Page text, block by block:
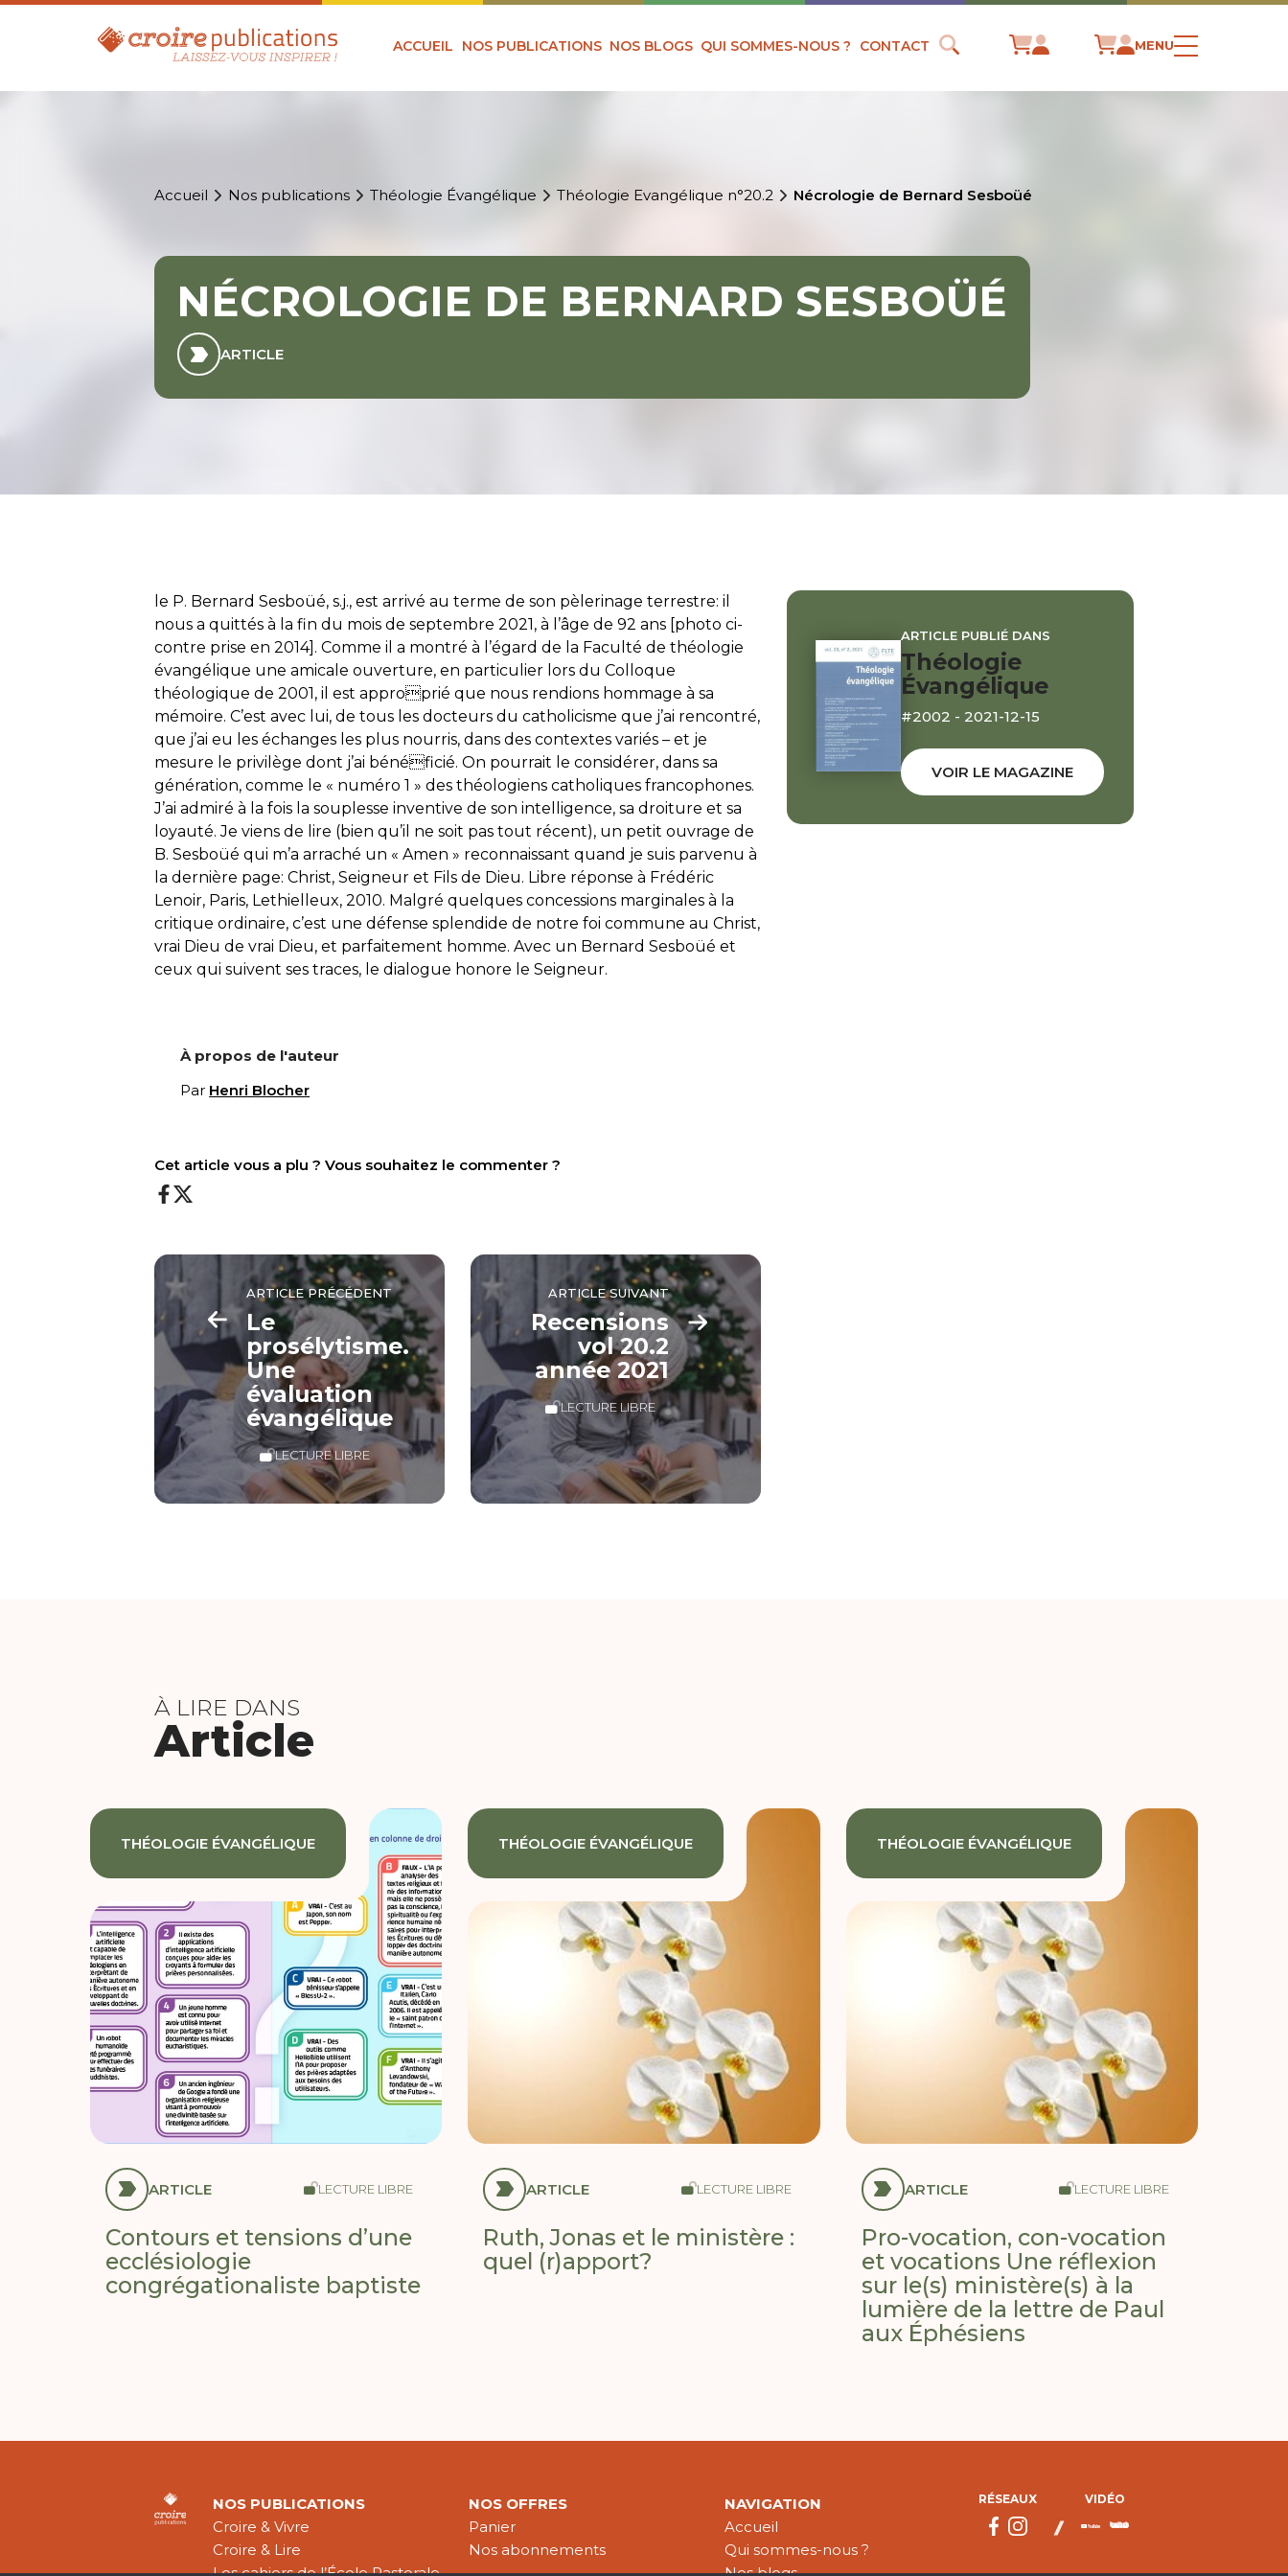
ACCUEIL NOS PUBLICATIONS NOS BLOGS QUI SOMMES-NOUS ? CONTACT MENU
Accueil Nos publications Théologie Évangélique Théologie Evangélique n°20.2 Nécrologie de Bernard Sesboüé
NÉCROLOGIE DE BERNARD SESBOÜÉ
ARTICLE
le P. Bernard Sesboüé, s.j., est arrivé au terme de son pèlerinage terrestre: il
nous a quittés à la fin du mois de septembre 2021, à l’âge de 92 ans [photo ci-
contre prise en 2014]. Comme il a montré à l’égard de la Faculté de théologie
évangélique une amicale ouverture, en particulier lors du Colloque
théologique de 2001, il est approprié que nous rendions hommage à sa
mémoire. C’est avec lui, de tous les docteurs du catholicisme que j’ai rencontré,
que j’ai eu les échanges les plus nourris, dans des contextes variés – et je
mesure le privilège dont j’ai bénéficié. On pourrait le considérer, dans sa
génération, comme le « numéro 1 » des théologiens catholiques francophones.
J’ai admiré à la fois la souplesse inventive de son intelligence, sa droiture et sa
loyauté. Je viens de lire (bien qu’il ne soit pas tout récent), un petit ouvrage de
B. Sesboüé qui m’a arraché un « Amen » reconnaissant quand je suis parvenu à
la dernière page: Christ, Seigneur et Fils de Dieu. Libre réponse à Frédéric
Lenoir, Paris, Lethielleux, 2010. Malgré quelques concessions marginales à la
critique ordinaire, c’est une défense splendide de notre foi commune au Christ,
vrai Dieu de vrai Dieu, et parfaitement homme. Avec un Bernard Sesboüé et
ceux qui suivent ses traces, le dialogue honore le Seigneur.
À propos de l'auteur
Par Henri Blocher
Cet article vous a plu ? Vous souhaitez le commenter ?
ARTICLE PRÉCÉDENT
Le
prosélytisme.
Une
évaluation
évangélique
LECTURE LIBRE
ARTICLE SUIVANT
Recensions
vol 20.2
année 2021
LECTURE LIBRE
ARTICLE PUBLIÉ DANS
Théologie
Évangélique
#2002 - 2021-12-15
VOIR LE MAGAZINE
À LIRE DANS
Article
THÉOLOGIE ÉVANGÉLIQUE
ARTICLE LECTURE LIBRE
Contours et tensions d’une
ecclésiologie
congrégationaliste baptiste
THÉOLOGIE ÉVANGÉLIQUE
ARTICLE LECTURE LIBRE
Ruth, Jonas et le ministère :
quel (r)apport?
THÉOLOGIE ÉVANGÉLIQUE
ARTICLE LECTURE LIBRE
Pro-vocation, con-vocation
et vocations Une réflexion
sur le(s) ministère(s) à la
lumière de la lettre de Paul
aux Éphésiens
NOS PUBLICATIONS
Croire & Vivre
Croire & Lire
NOS OFFRES
Panier
Nos abonnements
NAVIGATION
Accueil
Qui sommes-nous ?
RÉSEAUX VIDÉO